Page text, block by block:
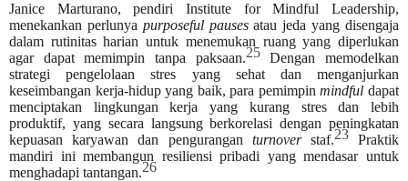
Janice Marturano, pendiri Institute for Mindful Leadership,
menekankan perlunya purposeful pausesatau jeda yang disengaja
dalam rutinitas harian untuk menemukan ruang yang diperlukan
agar dapat memimpin tanpa paksaan.25Dengan memodelkan
strategi pengelolaan stres yang sehat dan menganjurkan
keseimbangan kerja-hidup yang baik, para pemimpinmindful dapat
menciptakan lingkungan kerja yang kurang stres dan lebih
produktif, yang secara langsung berkorelasi dengan peningkatan
kepuasan karyawan dan pengurangan turnoverstaf.23Praktik
mandiri ini membangun resiliensi pribadi yang mendasar untuk
menghadapi tantangan.26